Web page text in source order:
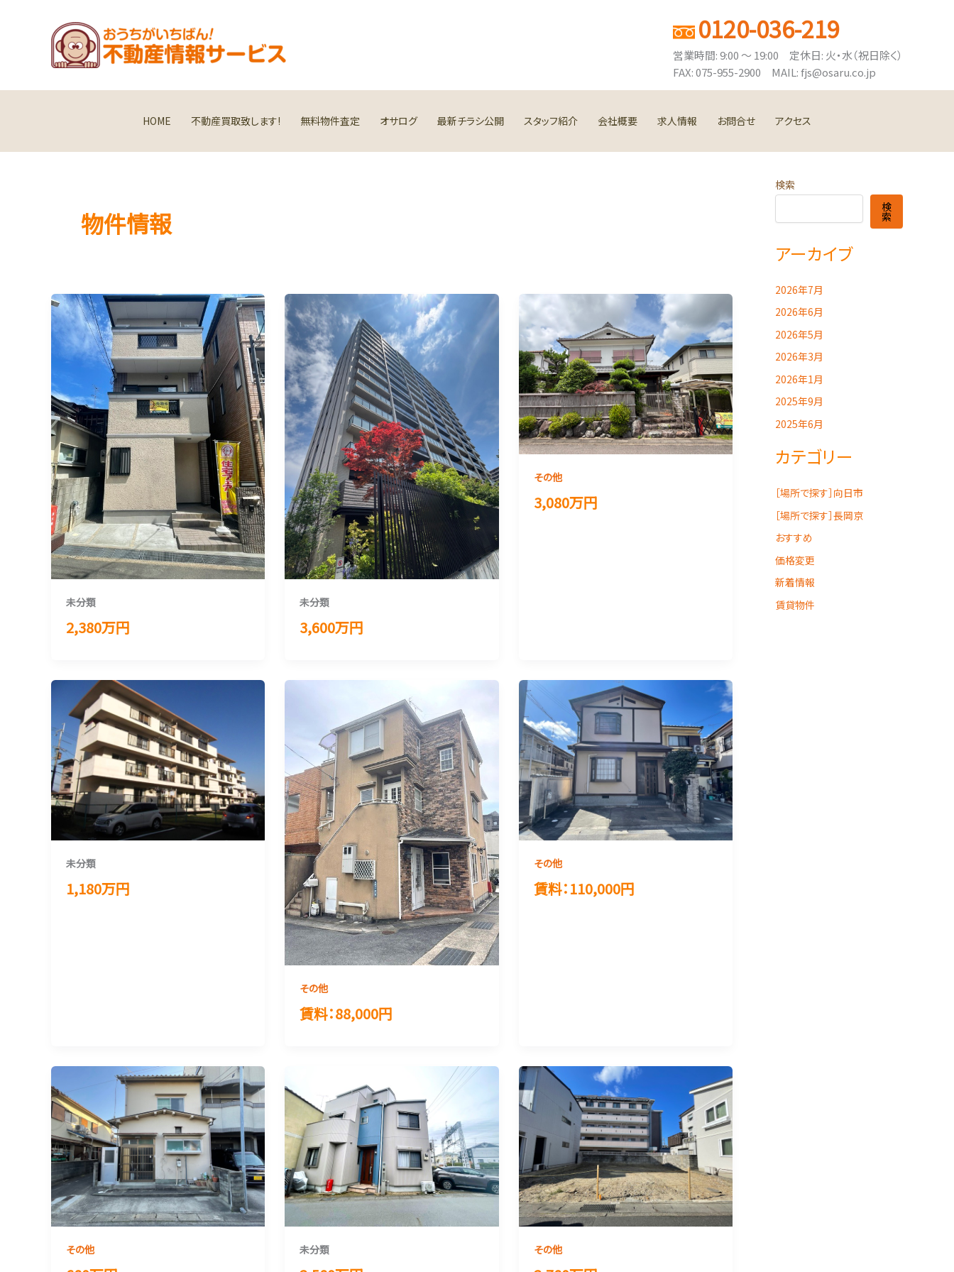
ッ
0120-036-219
営業時間: 9:00 ～ 19:00 定休日: 火・水（祝日除く）
FAX: 075-955-2900 MAIL: fjs@osaru.co.jp
HOME 不動産買取致します! 無料物件査定 オサログ 最新チラシ公開 スタッフ紹介 会社概要 求人情報 お問合せ アクセス
物件情報
未分類
2,380万円
未分類
3,600万円
その他
3,080万円
未分類
1,180万円
その他
賃料：88,000円
その他
賃料：110,000円
その他 未分類 その他
検索
検
索
アーカイブ
2026年7月
2026年6月
2026年5月
2026年3月
2026年1月
2025年9月
2025年6月
カテゴリー
［場所で探す］向日市
［場所で探す］長岡京
おすすめ
価格変更
新着情報
賃貸物件